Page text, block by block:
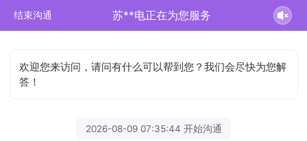
结束沟通 苏**电正在为您服务
欢迎您来访问，请问有什么可以帮到您？我们会尽快为您解
答！
2026-08-09 07:35:44 开始沟通